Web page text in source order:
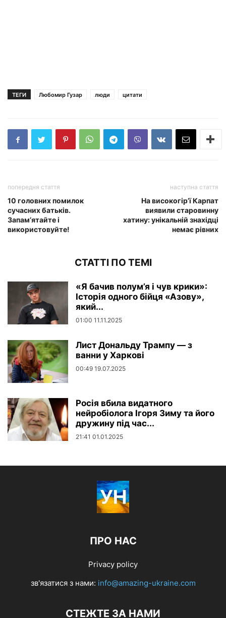
ТЕГИ Любомир Гузар люди цитати
попередня стаття
10 головних помилок
сучасних батьків.
Запам’ятайте і
використовуйте!
наступна стаття
На високогір’ї Карпат
виявили старовинну
хатину: унікальній знахідці
немає рівних
СТАТТІ ПО ТЕМІ
«Я бачив полум’я і чув крики»:
Історія одного бійця «Азову»,
який...
01:00 11.11.2025
Лист Дональду Трампу — з
ванни у Харкові
00:49 19.07.2025
Росія вбила видатного
нейробіолога Ігоря Зиму та його
дружину під час...
21:41 01.01.2025
ПРО НАС
Privacy policy
зв'язатися з нами: info@amazing-ukraine.com
СТЕЖТЕ ЗА НАМИ